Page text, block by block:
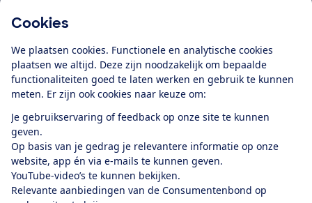
Cookies
We plaatsen cookies. Functionele en analytische cookies
plaatsen we altijd. Deze zijn noodzakelijk om bepaalde
functionaliteiten goed te laten werken en gebruik te kunnen
meten. Er zijn ook cookies naar keuze om:
Je gebruikservaring of feedback op onze site te kunnen
geven.
Op basis van je gedrag je relevantere informatie op onze
website, app én via e-mails te kunnen geven.
YouTube-video’s te kunnen bekijken.
Relevante aanbiedingen van de Consumentenbond op
Alles over de
app
Algemene Voorwaarden
Privacyverklaring
Cookiebeleid
Privacyvoorkeuren
Toegankelijkheid